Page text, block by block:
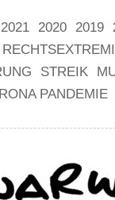
2021 2020 2019
STREIK
PANDEMIE